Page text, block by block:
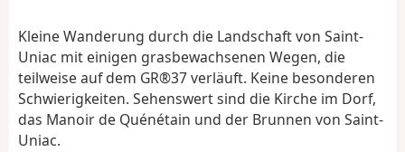
i
o
n
Kleine Wanderung durch die Landschaft von Saint-
Uniac mit einigen grasbewachsenen Wegen, die
teilweise auf dem GR®37 verläuft. Keine besonderen
Schwierigkeiten. Sehenswert sind die Kirche im Dorf,
das Manoir de Quénétain und der Brunnen von Saint-
Uniac.